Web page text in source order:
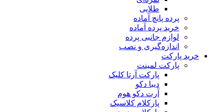
طلایی
پرده پانچ آماده
خرید پرده آماده
لوازم جانبی پرده
اندازه‌گیری و نصب
خرید پارکت
پارکت لمینت
پارکت آرتا کلیک
دیبا دکو
آرت دکو هوم
پارکلام کلاسیک